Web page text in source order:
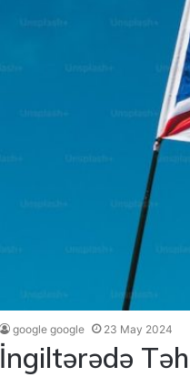
google google 23 May 2024
İngiltərədə